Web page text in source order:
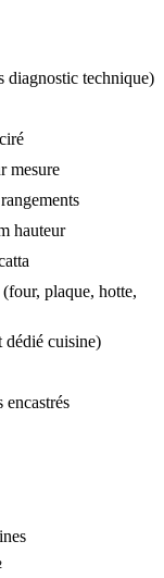
diagnostic technique)
mesure
hauteur
plaque, hotte,
dédié cuisine)